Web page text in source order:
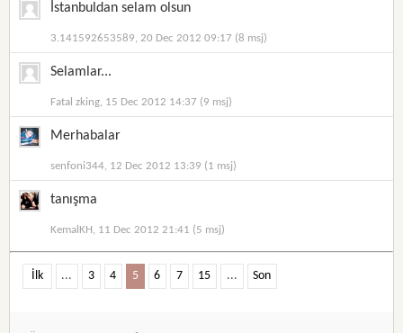
İstanbuldan selam olsun
3.141592653589, 20 Dec 2012 09:17 (8 msj)
Selamlar...
Fatal zking, 15 Dec 2012 14:37 (9 msj)
Merhabalar
senfoni344, 12 Dec 2012 13:39 (1 msj)
tanışma
KemalKH, 11 Dec 2012 21:41 (5 msj)
İlk ... 3 4 5 6 7 15 ... Son